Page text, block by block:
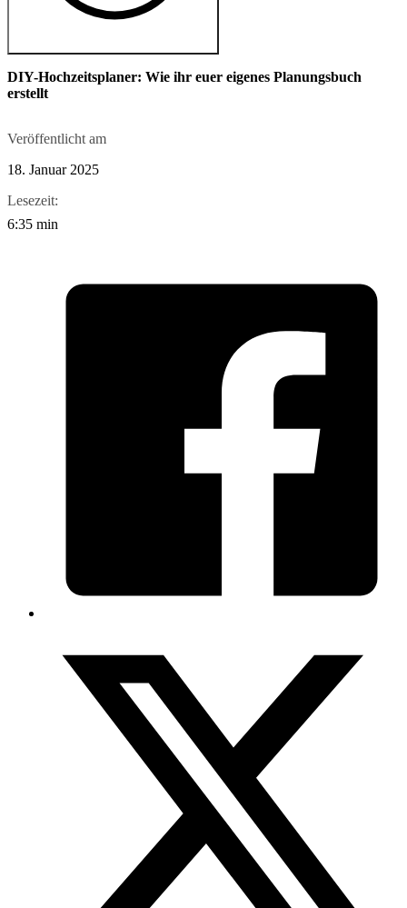
DIY-Hochzeitsplaner: Wie ihr euer eigenes Planungsbuch
erstellt
Veröffentlicht am
18. Januar 2025
Lesezeit:
6:35 min